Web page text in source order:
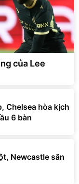
của Lee
Chelsea hòa kịch
6 bàn
Newcastle săn